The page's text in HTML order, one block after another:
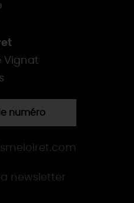
Vignat
numéro
newsletter